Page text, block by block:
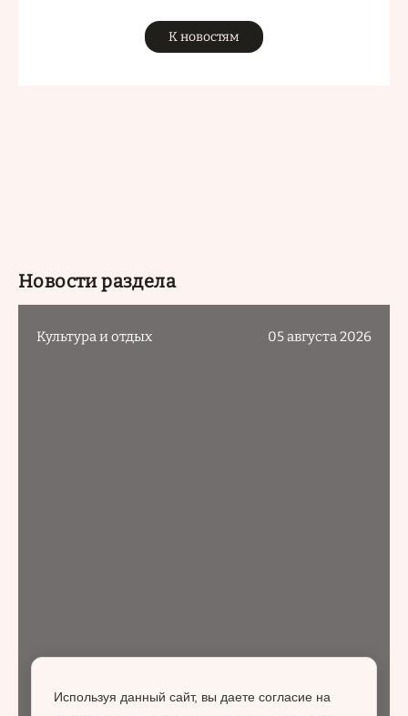
К новостям
Новости раздела
Культура и отдых 05 августа 2026
Используя данный сайт, вы даете согласие на